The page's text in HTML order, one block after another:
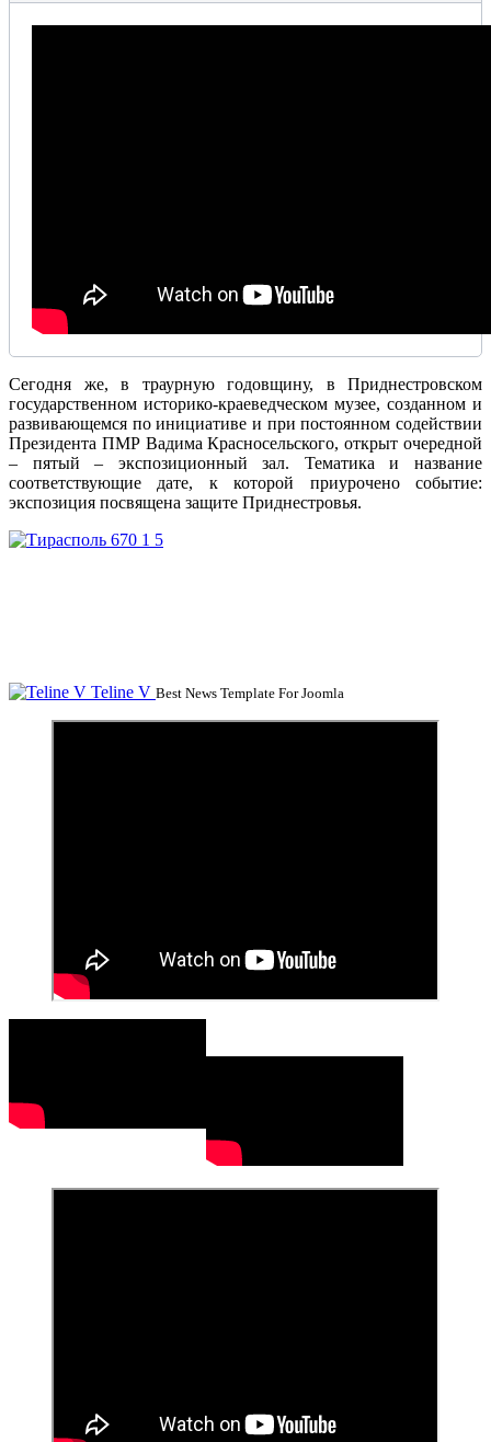
Сегодня же, в траурную годовщину, в Приднестровском
государственном историко-краеведческом музее, созданном и
развивающемся по инициативе и при постоянном содействии
Президента ПМР Вадима Красносельского, открыт очередной
– пятый – экспозиционный зал. Тематика и название
соответствующие дате, к которой приурочено событие:
экспозиция посвящена защите Приднестровья.
Teline V Best News Template For Joomla